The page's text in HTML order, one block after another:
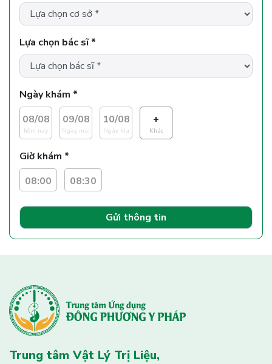
Lựa chọn bác sĩ *
Ngày khám *
08/08
hôm nay
09/08
Ngày mai
10/08
Ngày kìa
+
Khác
Giờ khám *
08:00
08:30
Gửi thông tin
Trung tâm Vật Lý Trị Liệu,